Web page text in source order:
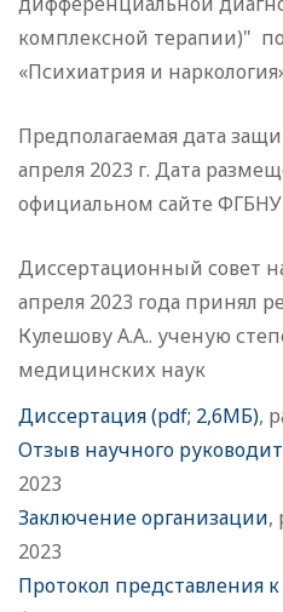
комплексной терапии)"
«Психиатрия и
Предполагаемая дата
апреля 2023 г. Дата
официальном сайте
Диссертационный совет
апреля 2023 года принял
Кулешову А.А.. ученую
медицинских наук
Диссертация (pdf; 2,6МБ),
Отзыв научного
2023
Заключение организации,
2023
Протокол представления